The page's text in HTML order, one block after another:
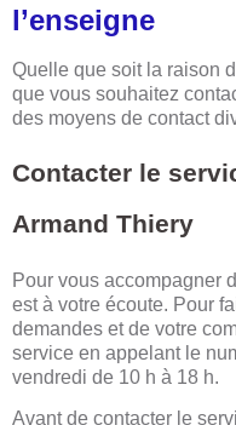
l’enseigne
Quelle que soit la raison
que vous souhaitez
des moyens de contact
Contacter le
Armand Thiery
Pour vous accompagner
est à votre écoute. Pour
demandes et de votre
service en appelant le
vendredi de 10 h à 18 h.
Avant de contacter le